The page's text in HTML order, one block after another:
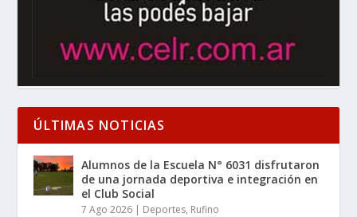
ÚLTIMAS NOTICIAS
Alumnos de la Escuela N° 6031 disfrutaron
de una jornada deportiva e integración en
el Club Social
7 Ago 2026 | Deportes, Rufino